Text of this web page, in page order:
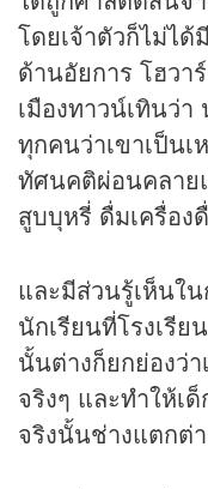
โดยเจ้าตัวก็ไม่ไ
ด้านอัยการ โฮว
เมืองทาวน์เทินว่
ทุกคนว่าเขาเป็น
ทัศนคติผ่อนคลาย
สูบบุหรี่ ดื่มเครื่อง
และมีส่วนรู้เห็นใ
นักเรียนที่โรงเรี
นั้นต่างก็ยกย่องว่
จริงๆ และทำให้เ
จริงนั้นช่างแตกต่า